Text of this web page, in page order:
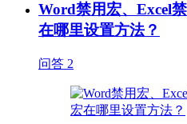
Word禁用宏、Excel
在哪里设置方法？
问答 2